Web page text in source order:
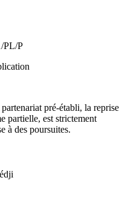
PL/P
pré-établi, la reprise
partielle, est strictement
à des poursuites.